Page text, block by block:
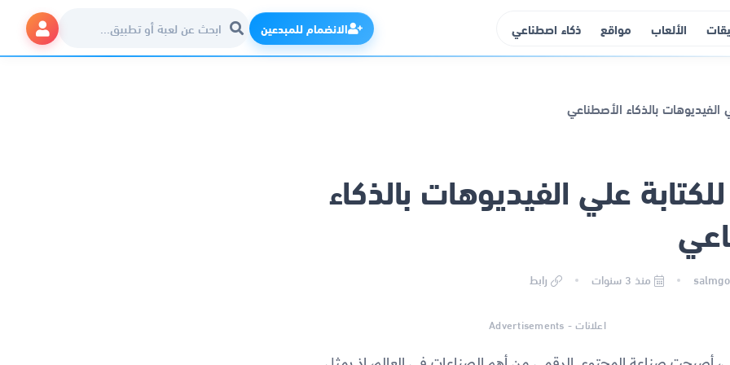
الألعاب مواقع ذكاء اصطناعي الانضمام للمبدعين
علي الفيديوهات بالذكاء
منذ 3 سنوات رابط
اعلانات - Advertisements